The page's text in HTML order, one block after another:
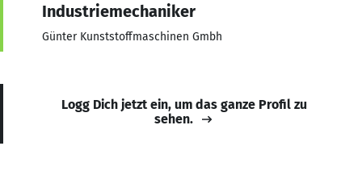
Industriemechaniker
Günter Kunststoffmaschinen Gmbh
Logg Dich jetzt ein, um das ganze Profil zu
sehen.